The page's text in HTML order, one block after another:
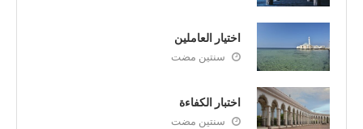
اختيار العاملين
سنتين مضت
اختبار الكفاءة
سنتين مضت